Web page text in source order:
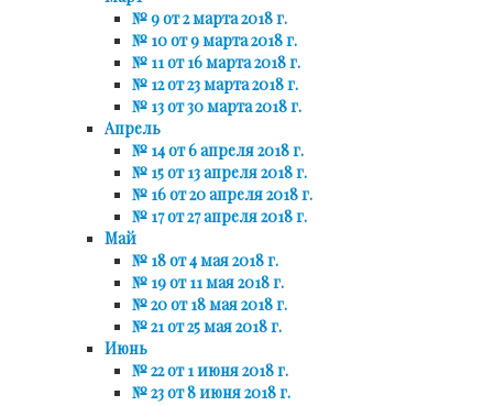
№ 9 от 2 марта 2018 г.
№ 10 от 9 марта 2018 г.
№ 11 от 16 марта 2018 г.
№ 12 от 23 марта 2018 г.
№ 13 от 30 марта 2018 г.
Апрель
№ 14 от 6 апреля 2018 г.
№ 15 от 13 апреля 2018 г.
№ 16 от 20 апреля 2018 г.
№ 17 от 27 апреля 2018 г.
Май
№ 18 от 4 мая 2018 г.
№ 19 от 11 мая 2018 г.
№ 20 от 18 мая 2018 г.
№ 21 от 25 мая 2018 г.
Июнь
№ 22 от 1 июня 2018 г.
№ 23 от 8 июня 2018 г.